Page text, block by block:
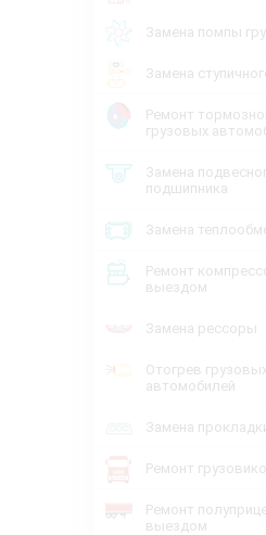
Замена помпы
Замена
Ремонт
грузовых
Замена
подшипника
Замена
Ремонт
выездом
Замена рессоры
Отогрев грузовых
автомобилей
Замена
Ремонт
Ремонт
выездом